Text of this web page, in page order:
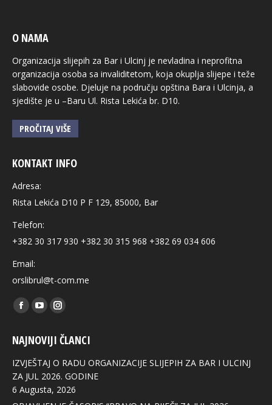
O NAMA
Organizacija slijepih za Bar i Ulcinj je nevladina i neprofitna
organizacija osoba sa invaliditetom, koja okuplja slijepe i teže
slabovide osobe. Djeluje na području opština Bara i Ulcinja, a
sjedište je u –Baru Ul. Rista Lekića br. D10.
PROČITAJ VIŠE
KONTAKT INFO
Adresa:
Rista Lekića D10 P F 129, 85000, Bar
Telefon:
+382 30 317 930 +382 30 315 968 +382 69 034 606
Email:
orslibrul@t-com.me
Find us on:
Facebook
opens
in
new
window
YouTube
opens
in
new
window
Instagram
opens
in
new
window
NAJNOVIJI ČLANCI
IZVJEŠTAJ O RADU ORGANIZACIJE SLIJEPIH ZA BAR I ULCINJ
ZA JUL 2026. GODINE
6 Augusta, 2026